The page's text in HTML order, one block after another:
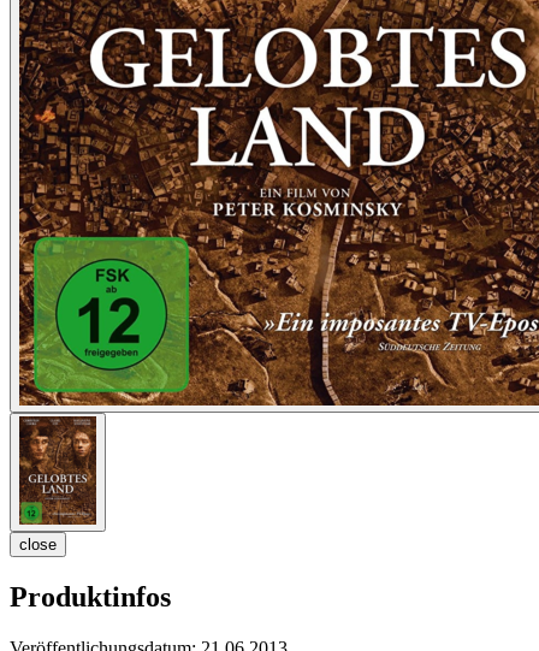
close
Produktinfos